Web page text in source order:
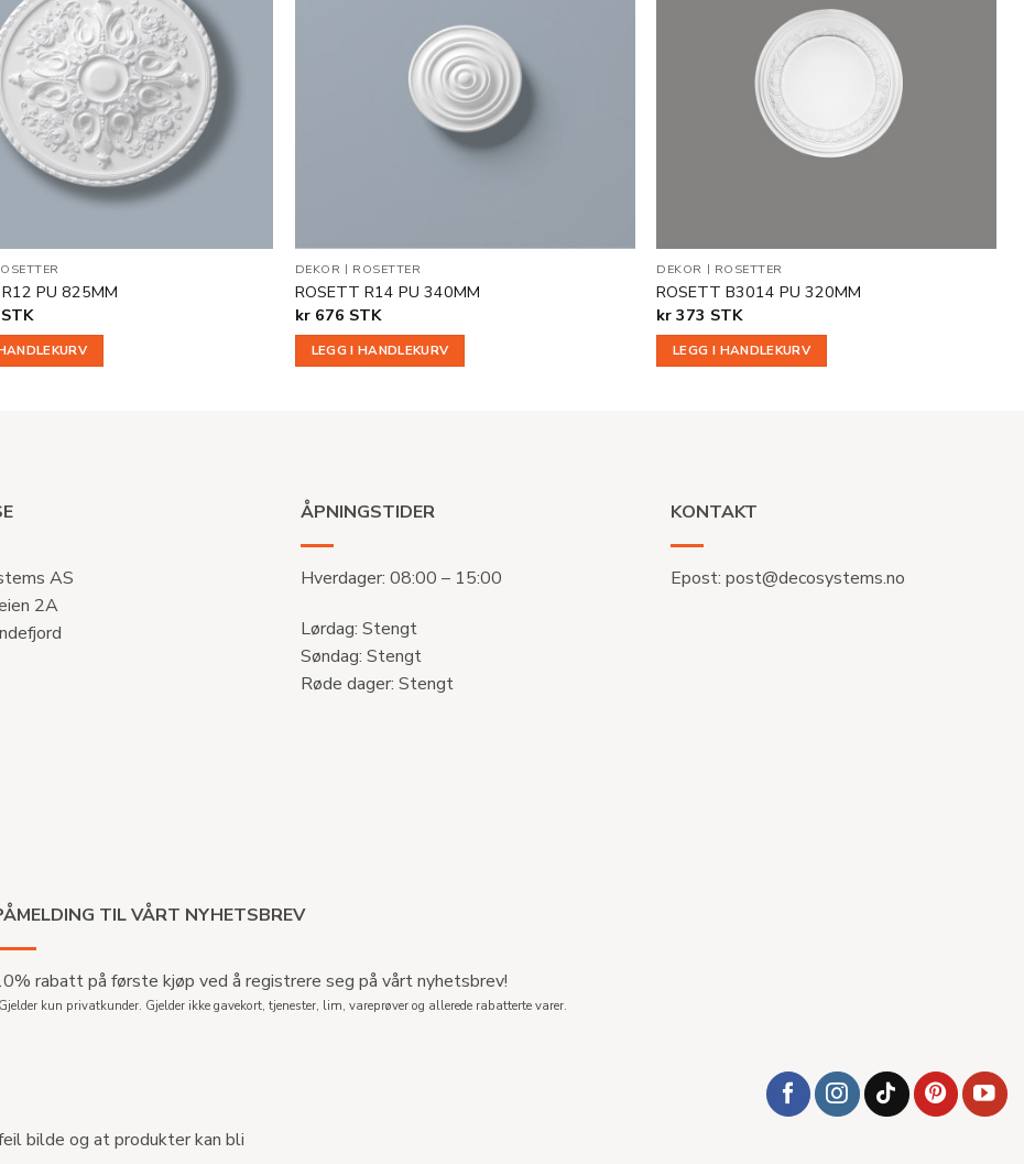
ønskeliste
PU 825MM
STK
DEKOR | ROSETTER
ROSETT R14 PU 340MM
kr676 STK
LEGG I HANDLEKURV
DEKOR | ROSETTER
ROSETT B3014 PU 320MM
kr 373 STK
LEGG I HANDLEKURV
AS
2A
ÅPNINGSTIDER
Hverdager: 08:00 – 15:00
Lørdag: Stengt
Søndag: Stengt
Røde dager: Stengt
KONTAKT
Epost: post@decosystems.no
TIL VÅRT NYHETSBREV
rabatt på første kjøp ved å registrere seg på vårt nyhetsbrev!
kun privatkunder. Gjelder ikke gavekort, tjenester, lim, vareprøver og allerede rabatterte varer.
bilde og at produkter kan bli